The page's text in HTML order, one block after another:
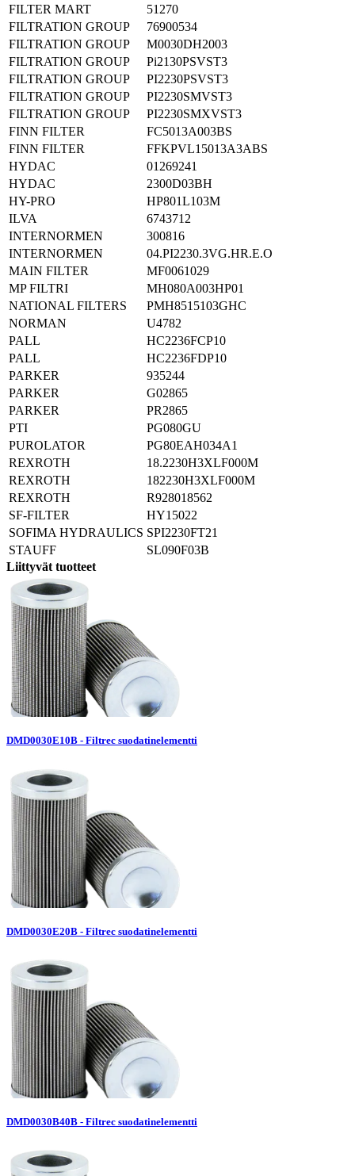
FILTER MART
51270
FILTRATION GROUP
76900534
FILTRATION GROUP
M0030DH2003
FILTRATION GROUP
Pi2130PSVST3
FILTRATION GROUP
PI2230PSVST3
FILTRATION GROUP
PI2230SMVST3
FILTRATION GROUP
PI2230SMXVST3
FINN FILTER
FC5013A003BS
FINN FILTER
FFKPVL15013A3ABS
HYDAC
01269241
HYDAC
2300D03BH
HY-PRO
HP801L103M
ILVA
6743712
INTERNORMEN
300816
INTERNORMEN
04.PI2230.3VG.HR.E.O
MAIN FILTER
MF0061029
MP FILTRI
MH080A003HP01
NATIONAL FILTERS
PMH8515103GHC
NORMAN
U4782
PALL
HC2236FCP10
PALL
HC2236FDP10
PARKER
935244
PARKER
G02865
PARKER
PR2865
PTI
PG080GU
PUROLATOR
PG80EAH034A1
REXROTH
18.2230H3XLF000M
REXROTH
182230H3XLF000M
REXROTH
R928018562
SF-FILTER
HY15022
SOFIMA HYDRAULICS SPI2230FT21
STAUFF
SL090F03B
Liittyvät tuotteet
DMD0030E10B - Filtrec suodatinelementti
DMD0030E20B - Filtrec suodatinelementti
DMD0030B40B - Filtrec suodatinelementti